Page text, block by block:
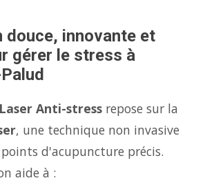
douce, innovante et
gérer le stress à
Anti-stress repose sur la
, une technique non invasive
d'acupuncture précis.
aide à :